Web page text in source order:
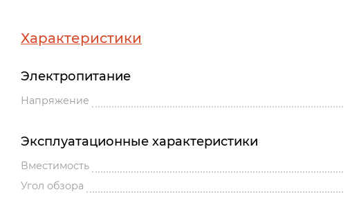
Характеристики
Электропитание
Напряжение
Эксплуатационные характеристики
Вместимость
Угол обзора